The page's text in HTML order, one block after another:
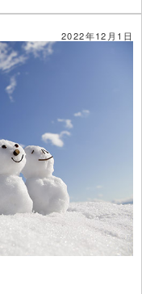
2022年12月1日